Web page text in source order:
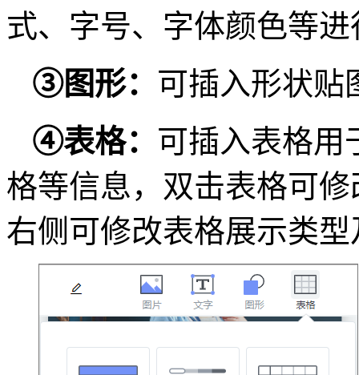
式、字号、字体颜色等进
③图形： 可插入形状贴
④表格： 可插入表格用
格等信息，双击表格可
右侧可修改表格展示类型